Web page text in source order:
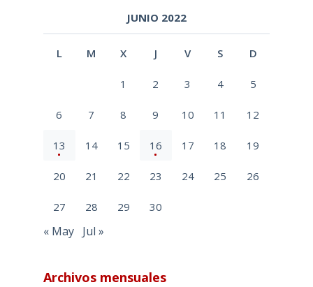
JUNIO 2022
L M X J V S D
1 2 3 4 5
6 7 8 9 10 11 12
13 14 15 16 17 18 19
20 21 22 23 24 25 26
27 28 29 30
« May Jul »
Archivos mensuales